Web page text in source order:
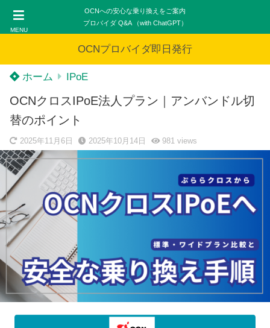
MENU
OCNへの安心な乗り換えをご案内
プロバイダ Q&A （with ChatGPT）
OCNプロバイダ即日発行
ホーム IPoE
OCNクロスIPoE法人プラン｜アンバンドル切
替のポイント
2025年11月6日 2025年10月14日 981views